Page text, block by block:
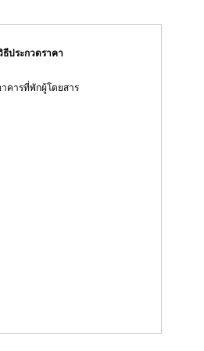
ประกวดราคา
าคารที่พักผู้โดยสาร